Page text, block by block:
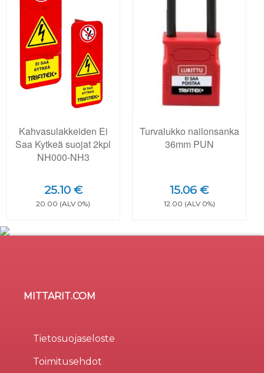
Kahvasulakkeiden Ei
Saa Kytkeä suojat 2kpl
NH000-NH3
25.10 €
20.00 (ALV 0%)
Turvalukko nailonsanka
36mm PUN
15.06 €
12.00 (ALV 0%)
MITTARIT.COM
Tietosuojaseloste
Toimitusehdot
Evästeitä (cookie) käytetään parantamaan sivuston
kolmansien osapuolten tarjoamiin palveluihin.